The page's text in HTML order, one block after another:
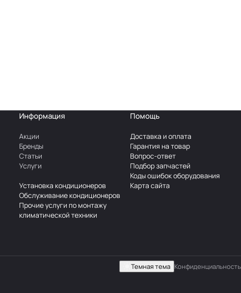
Информация
Акции
Бренды
Статьи
Услуги
Установка кондиционеров
Обслуживание кондиционеров
Прочие услуги по монтажу
климатической техники
Помощь
Доставка и оплата
Гарантия на товар
Вопрос-ответ
Подбор запчастей
Коды ошибок оборудования
Карта сайта
Темная тема Конфиденциальность